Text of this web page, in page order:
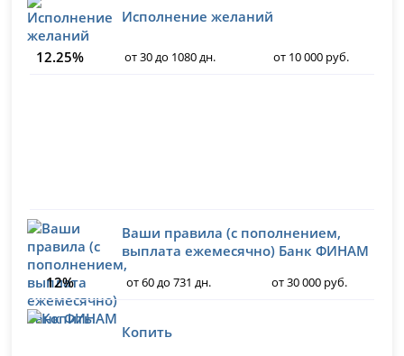
Исполнение желаний
12.25% от 30 до 1080 дн. от 10 000 руб.
Ваши правила (с пополнением,
выплата ежемесячно) Банк ФИНАМ
12%
от 60 до 731 дн. от 30 000 руб.
Копить